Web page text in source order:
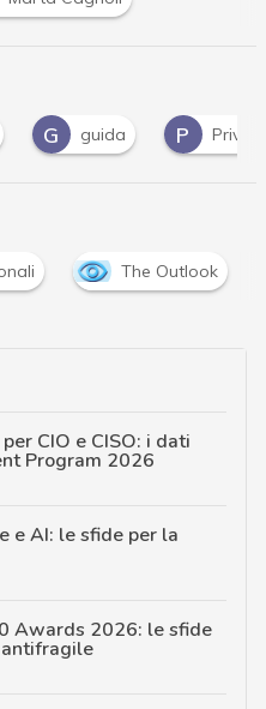
G guida P
The Outlook
CIO e CISO: i dati
Program 2026
e AI: le sfide per la
Awards 2026: le sfide